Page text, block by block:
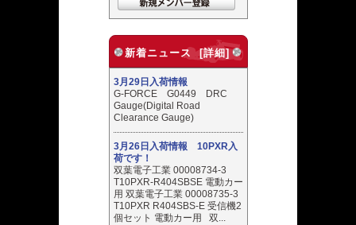
新着ニュース [詳細]
3月29日入荷情報
G-FORCE G0449 DRC
Gauge(Digital Road
Clearance Gauge)
3月26日入荷情報 10PXR入
荷です！
双葉電子工業 00008734-3
T10PXR-R404SBSE 電動カー
用 双葉電子工業 00008735-3
T10PXR R404SBS-E 受信機2
個セット 電動カー用 双...